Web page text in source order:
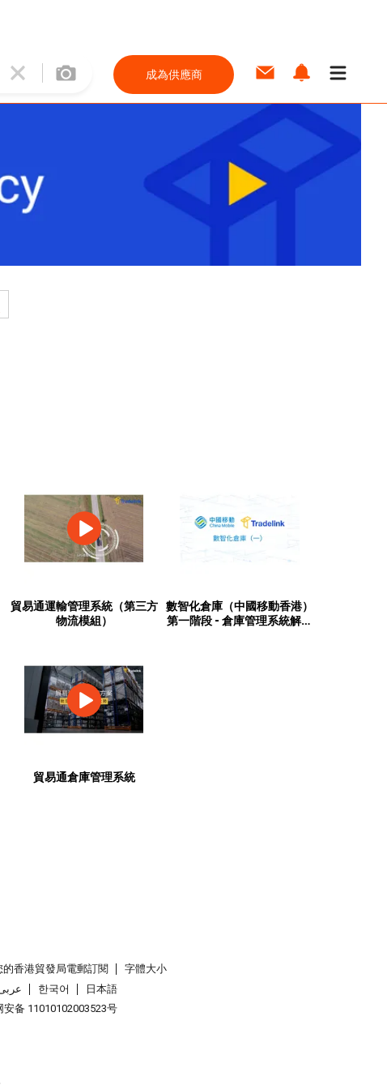
成為供應商
貿易通運輸管理系統（第三方
物流模組）
數智化倉庫（中國移動香港）
第一階段 - 倉庫管理系統解決
貿易通倉庫管理系統
的香港貿發局電郵訂閱
字體大小
한국어
日本語
安备 11010102003523号